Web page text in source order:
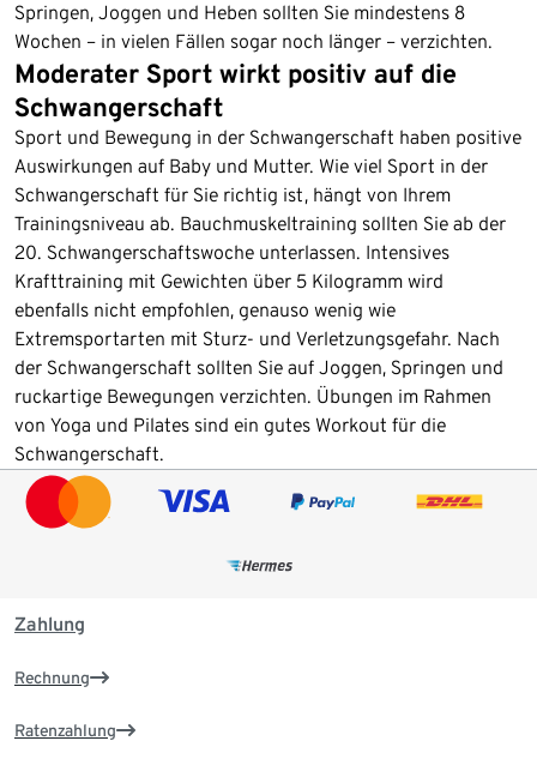
Springen, Joggen und Heben sollten Sie mindestens 8
Wochen – in vielen Fällen sogar noch länger – verzichten.
Moderater Sport wirkt positiv auf die
Schwangerschaft
Sport und Bewegung in der Schwangerschaft haben positive
Auswirkungen auf Baby und Mutter. Wie viel Sport in der
Schwangerschaft für Sie richtig ist, hängt von Ihrem
Trainingsniveau ab. Bauchmuskeltraining sollten Sie ab der
20. Schwangerschaftswoche unterlassen. Intensives
Krafttraining mit Gewichten über 5 Kilogramm wird
ebenfalls nicht empfohlen, genauso wenig wie
Extremsportarten mit Sturz- und Verletzungsgefahr. Nach
der Schwangerschaft sollten Sie auf Joggen, Springen und
ruckartige Bewegungen verzichten. Übungen im Rahmen
von Yoga und Pilates sind ein gutes Workout für die
Schwangerschaft.
Zahlung
Rechnung
Ratenzahlung